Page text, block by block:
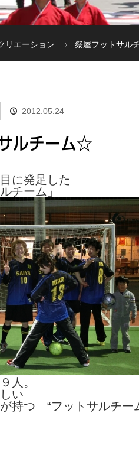
リエーション 祭屋フットサル
2012.05.24
ルチーム☆
に発足した
チーム」
人。
い
持つ “フットサルチー